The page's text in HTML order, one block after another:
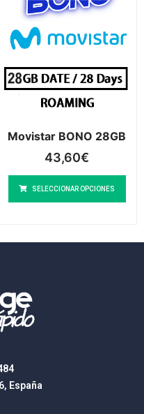
Movistar BONO 28GB
43,60€
SELECCIONAR OPCIONES
España